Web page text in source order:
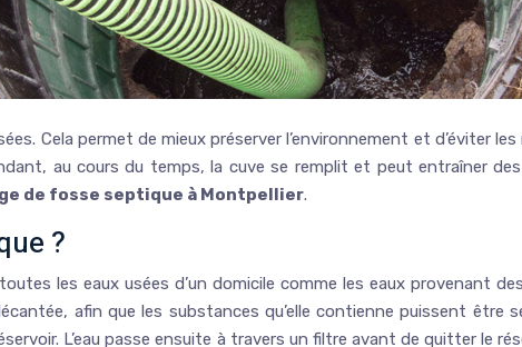
Cela permet de mieux préserver l’environnement et d’éviter
au cours du temps, la cuve se remplit et peut entraîner
de fosse septique à Montpellier.
?
les eaux usées d’un domicile comme les eaux provenant
afin que les substances qu’elle contienne puissent être
L’eau passe ensuite à travers un filtre avant de quitter le